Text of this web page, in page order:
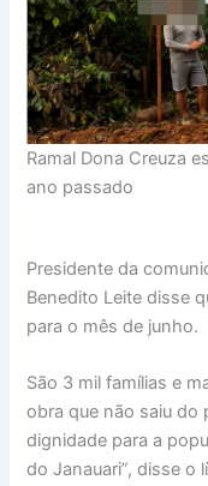
Ramal Dona Creuza
ano passado
Presidente da
Benedito Leite disse
para o mês de junho.
São 3 mil famílias e
obra que não saiu do
dignidade para a
do Janauari”, disse o